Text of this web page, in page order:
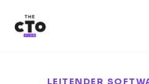
LEITENDER